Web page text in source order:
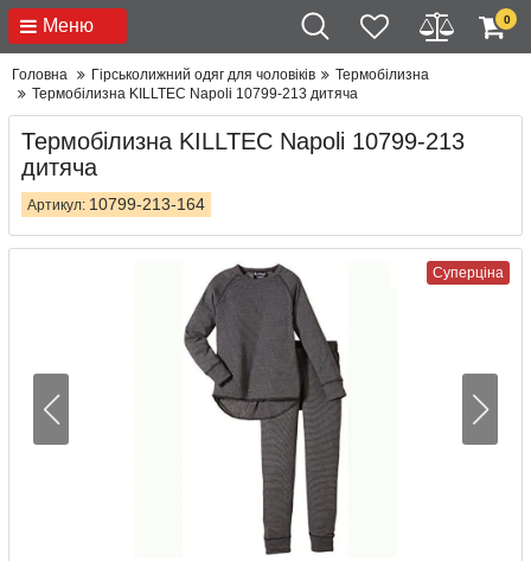
Меню 0
Головна Гірськолижний одяг для чоловіків
Термобілизна
Термобілизна KILLTEC Napoli 10799-213 дитяча
Термобілизна KILLTEC Napoli 10799-213
дитяча
Артикул: 10799-213-164
Суперціна